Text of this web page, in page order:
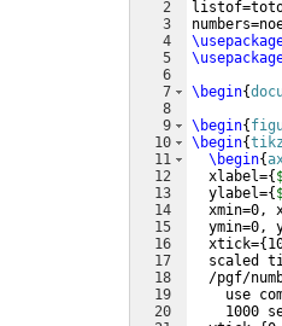
2
3
4
5
6
7
8
9
10
11
12
13
14
15
16
17
18
19
20
\begin{
\begin{
\begin{
\begin{
  xlabel=
{
  ylabel=
{
xmin=0,
ymin=0,
  xtick=
{
scaled
/pgf/
use
1000